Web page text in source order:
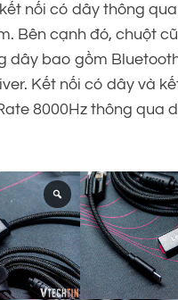
nối có dây thông
Bên cạnh đó, chuột
dây bao gồm
Kết nối có dây và
8000Hz thông qua